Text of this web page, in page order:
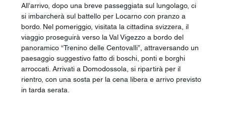
All’arrivo, dopo una breve passeggiata sul lungolago, ci
si imbarcherà sul battello per Locarno con pranzo a
bordo. Nel pomeriggio, visitata la cittadina svizzera, il
viaggio proseguirà verso la Val Vigezzo a bordo del
panoramico “Trenino delle Centovalli”, attraversando un
paesaggio suggestivo fatto di boschi, ponti e borghi
arroccati. Arrivati a Domodossola, si ripartirà per il
rientro, con una sosta per la cena libera e arrivo previsto
in tarda serata.